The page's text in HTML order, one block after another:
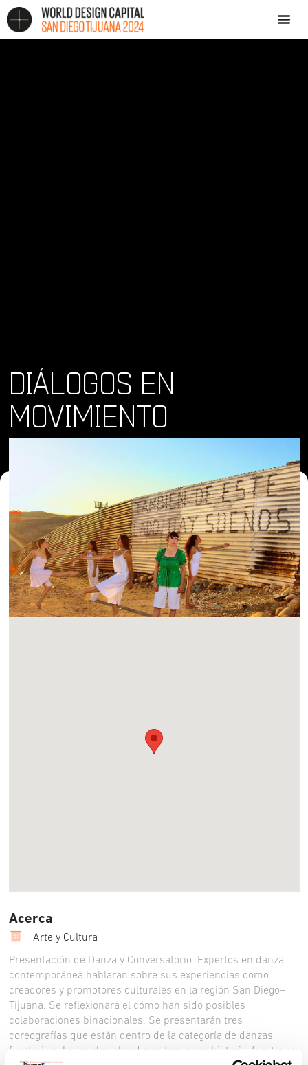
DIÁLOGOS EN
MOVIMIENTO
Dónde y Cuándo
sáb 27 abr 2024
Lugar
Paseo de los Héroes No. 9350 Zona Urbana Río Tijuana,
Baja California 22010
Acerca
Arte y Cultura
Presentación de Danza y Conversatorio. Expertos en danza
contemporánea hablaran sobre sus experiencias como
creadores y promotores culturales en la región San Diego–
Tijuana. Se reflexionará el cómo han sido posibles
colaboraciones binacionales. Se presentarán tres
coreografías que están dentro de la categoría de danzas
fronterizas las cuales abordaran temas de historia, frontera y